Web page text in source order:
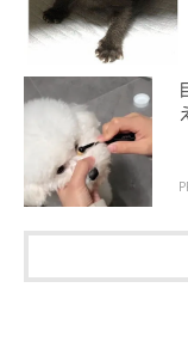
ベッドをめぐ